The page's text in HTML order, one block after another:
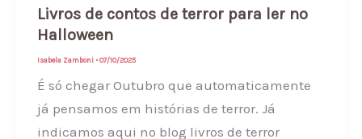
Livros de contos de terror para ler no
Halloween
Isabela Zamboni •07/10/2025
É só chegar Outubro que automaticamente
já pensamos em histórias de terror. Já
indicamos aqui no blog livros de terror